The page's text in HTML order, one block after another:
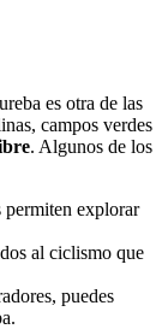
es otra de las
campos verdes
. Algunos de los
permiten explorar
al ciclismo que
puedes